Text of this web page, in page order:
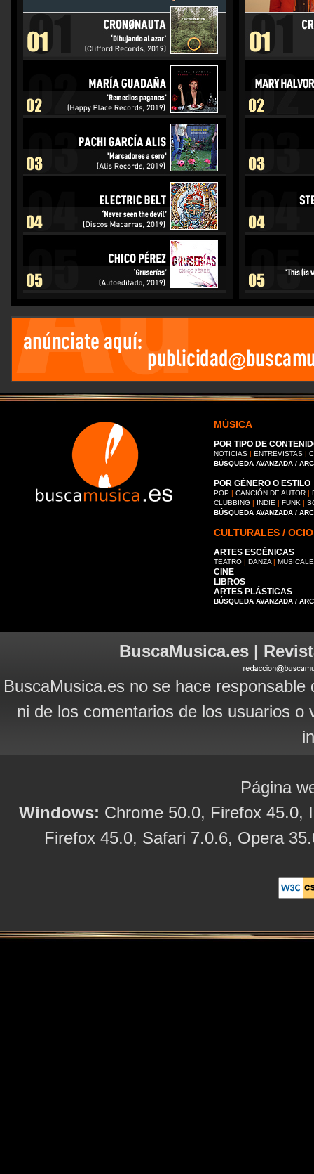
MÚSICA
POR TIPO DE
NOTICIAS | ENTREVISTAS |
BÚSQUEDA AVANZADA /
POR GÉNERO O ESTILO
POP | CANCIÓN DE AUTOR |
CLUBBING | INDIE | FUNK |
BÚSQUEDA AVANZADA /
CULTURALES / OCIO
ARTES ESCÉNICAS
TEATRO | DANZA |
CINE
LIBROS
ARTES PLÁSTICAS
BÚSQUEDA AVANZADA /
BuscaMusica.es |
BuscaMusica.es no se hace
ni de los comentarios de los usuarios
Página
Windows: Chrome 50.0, Firefox 45.0,
Firefox 45.0, Safari 7.0.6, Opera